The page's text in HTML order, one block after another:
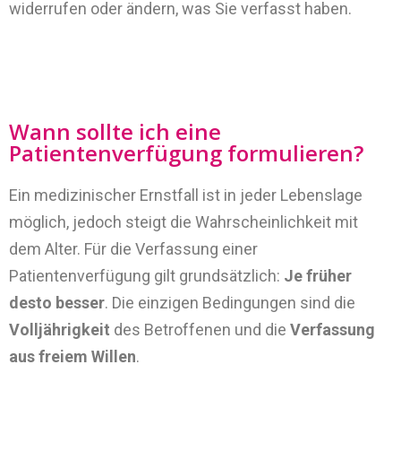
widerrufen oder ändern, was Sie verfasst haben.
Wann sollte ich eine
Patientenverfügung formulieren?
Ein medizinischer Ernstfall ist in jeder Lebenslage
möglich, jedoch steigt die Wahrscheinlichkeit mit
dem Alter. Für die Verfassung einer
Patientenverfügung gilt grundsätzlich: Je früher
desto besser. Die einzigen Bedingungen sind die
Volljährigkeit des Betroffenen und die Verfassung
aus freiem Willen.